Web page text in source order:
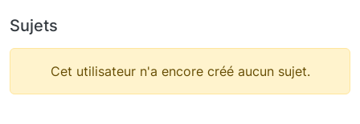
Sujets
Cet utilisateur n'a encore créé aucun sujet.